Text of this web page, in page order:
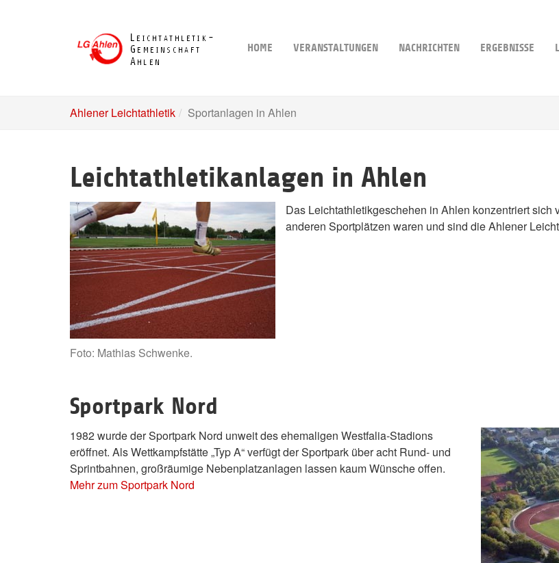
HOME VERANSTALTUNGEN NACHRICHTEN ERGEBNISSE
Ahlener Leichtathletik Sportanlagen in Ahlen
Leichtathletikanlagen in Ahlen
Foto: Mathias Schwenke.
Das Leichtathletikgeschehen in Ahlen konzentriert
anderen Sportplätzen waren und sind die Ahlener
Sportpark Nord
1982 wurde der Sportpark Nord unweit des ehemaligen Westfalia-Stadions
eröffnet. Als Wettkampfstätte „Typ A“ verfügt der Sportpark über acht Rund- und
Sprintbahnen, großräumige Nebenplatzanlagen lassen kaum Wünsche offen.
Mehr zum Sportpark Nord